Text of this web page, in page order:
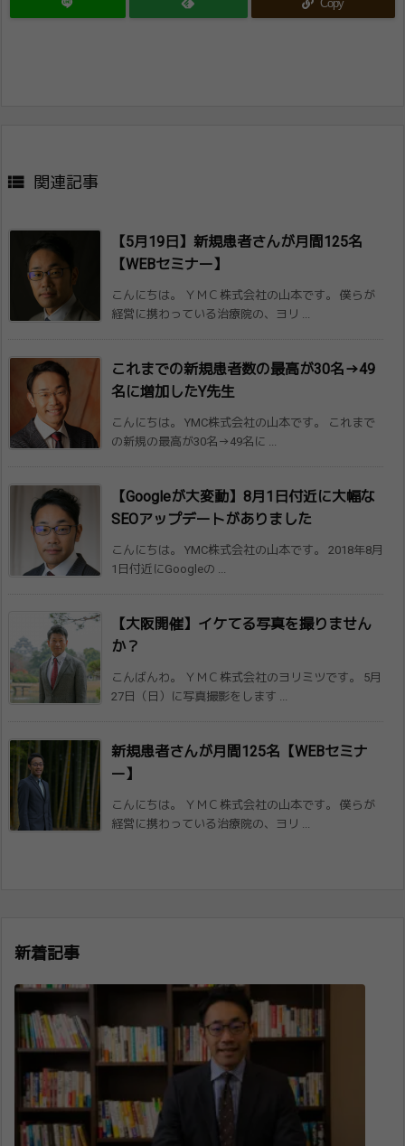
Copy
 関連記事
【5月19日】新規患者さんが月間125名​
【WEBセミナー】
こんにちは。 ＹＭＣ株式会社の山本です。 僕らが
経営に携わっている治療院の、ヨリ ...
これまでの新規患者数の最高が30名→49​
名に増加したY先生
こんにちは。 YMC株式会社の山本です。 これまで
の新規の最高が30名→49名に ...
【Googleが大変動】8月1日付近に大​幅な
SEOアップデートがありました
こんにちは。 YMC株式会社の山本です。 2018年8月
1日付近にGoogleの ...
【大阪開催】イケてる写真を撮りません
か？
こんばんわ。 ＹＭＣ株式会社のヨリミツです。 5月
27日（日）に写真撮影をします ...
新規患者さんが月間125名【​WEBセミナ
ー】
こんにちは。 ＹＭＣ株式会社の山本です。 僕らが
経営に携わっている治療院の、ヨリ ...
新着記事